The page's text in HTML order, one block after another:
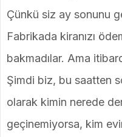
Çünkü siz ay sonunu
Fabrikada kiranızı
bakmadılar. Ama
Şimdi biz, bu saatten
olarak kimin nerede
geçinemiyorsa, kim